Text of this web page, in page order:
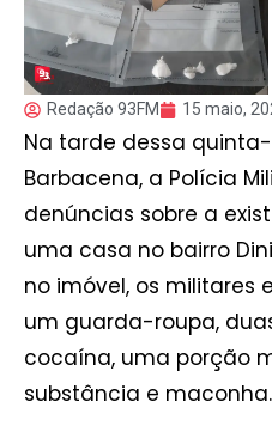
Redação 93FM 15 maio,
Na tarde dessa
Barbacena, a Polícia
denúncias sobre a
uma casa no bairro
no imóvel, os militares
um guarda-roupa,
cocaína, uma porção
substância e maconha.